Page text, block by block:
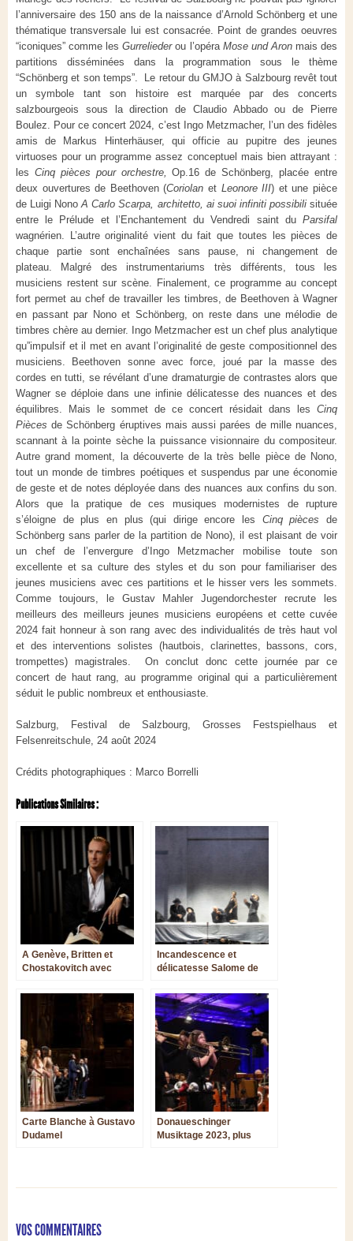
l’anniversaire des 150 ans de la naissance d’Arnold Schönberg et une
thématique transversale lui est consacrée. Point de grandes oeuvres
“iconiques” comme lesGurreliederou l’opéraMose und Aronmais des
partitions disséminées dans la programmation sous le thème
“Schönberg et son temps”. Le retour du GMJO à Salzbourg revêt tout
un symbole tant son histoire est marquée par des concerts
salzbourgeois sous la direction de Claudio Abbado ou de Pierre
Boulez. Pour ce concert 2024, c’est Ingo Metzmacher, l’un des fidèles
amis de Markus Hinterhäuser, qui officie au pupitre des jeunes
virtuoses pour un programme assez conceptuel mais bien attrayant :
les Cinq pièces pour orchestre,Op.16 de Schönberg, placée entre
deux ouvertures de Beethoven (Coriolanet Leonore III) et une pièce
de Luigi NonoA Carlo Scarpa, architetto, ai suoi infiniti possibilisituée
entre le Prélude et l’Enchantement du Vendredi saint du Parsifal
wagnérien. L’autre originalité vient du fait que toutes les pièces de
chaque partie sont enchaînées sans pause, ni changement de
plateau. Malgré des instrumentariums très différents, tous les
musiciens restent sur scène. Finalement, ce programme au concept
fort permet au chef de travailler les timbres, de Beethoven à Wagner
en passant par Nono et Schönberg, on reste dans une mélodie de
timbres chère au dernier. Ingo Metzmacher est un chef plus analytique
qu”impulsif et il met en avant l’originalité de geste compositionnel des
musiciens. Beethoven sonne avec force, joué par la masse des
cordes en tutti, se révélant d’une dramaturgie de contrastes alors que
Wagner se déploie dans une infinie délicatesse des nuances et des
équilibres. Mais le sommet de ce concert résidait dans les Cinq
Pièces de Schönberg éruptives mais aussi parées de mille nuances,
scannant à la pointe sèche la puissance visionnaire du compositeur.
Autre grand moment, la découverte de la très belle pièce de Nono,
tout un monde de timbres poétiques et suspendus par une économie
de geste et de notes déployée dans des nuances aux confins du son.
Alors que la pratique de ces musiques modernistes de rupture
s’éloigne de plus en plus (qui dirige encore les Cinq piècesde
Schönberg sans parler de la partition de Nono), il est plaisant de voir
un chef de l’envergure d’Ingo Metzmacher mobilise toute son
excellente et sa culture des styles et du son pour familiariser des
jeunes musiciens avec ces partitions et le hisser vers les sommets.
Comme toujours, le Gustav Mahler Jugendorchester recrute les
meilleurs des meilleurs jeunes musiciens européens et cette cuvée
2024 fait honneur à son rang avec des individualités de très haut vol
et des interventions solistes (hautbois, clarinettes, bassons, cors,
trompettes) magistrales. On conclut donc cette journée par ce
concert de haut rang, au programme original qui a particulièrement
séduit le public nombreux et enthousiaste.
Salzburg, Festival de Salzbourg, Grosses Festspielhaus et
Felsenreitschule, 24 août 2024
Crédits photographiques : Marco Borrelli
Publications Similaires :
A Genève, Britten et
Chostakovitch avec
Incandescence et
délicatesse Salome de
Carte Blanche à Gustavo
Dudamel
Donaueschinger
Musiktage 2023, plus
VOS COMMENTAIRES